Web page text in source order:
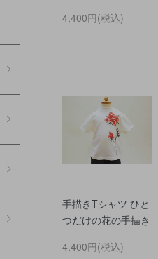
4,400円(税込)
手描きTシャツ ひと
つだけの花の手描き
4,400円(税込)